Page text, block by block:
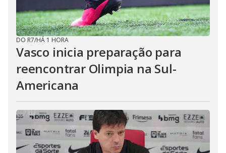
DO R7/HÁ 1 HORA
Vasco inicia preparação para
reencontrar Olimpia na Sul-
Americana